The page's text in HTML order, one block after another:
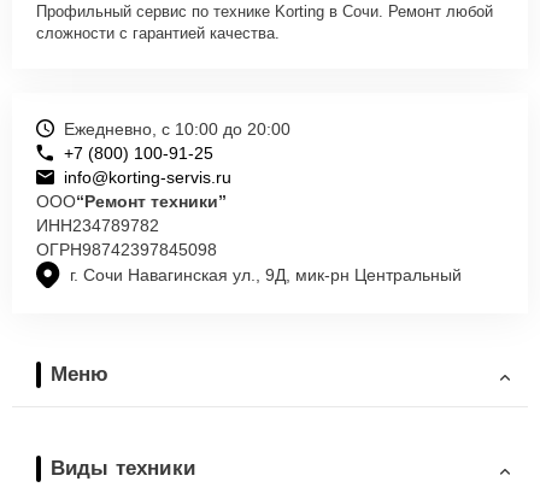
Профильный сервис по технике Korting в Сочи. Ремонт любой
сложности с гарантией качества.
г. Сочи Навагинская ул., 9Д, мик-рн Центральный
Ежедневно, с 10:00 до 20:00
+7 (800) 100-91-25
info@korting-servis.ru
ООО“Ремонт техники”
ИНН234789782
ОГРН98742397845098
Меню
Виды техники